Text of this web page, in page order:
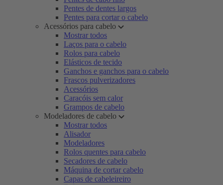
Pentes de dentes largos
Pentes para cortar o cabelo
Acessórios para cabelo
Mostrar todos
Laços para o cabelo
Rolos para cabelo
Elásticos de tecido
Ganchos e ganchos para o cabelo
Frascos pulverizadores
Acessórios
Caracóis sem calor
Grampos de cabelo
Modeladores de cabelo
Mostrar todos
Alisador
Modeladores
Rolos quentes para cabelo
Secadores de cabelo
Máquina de cortar cabelo
Capas de cabeleireiro